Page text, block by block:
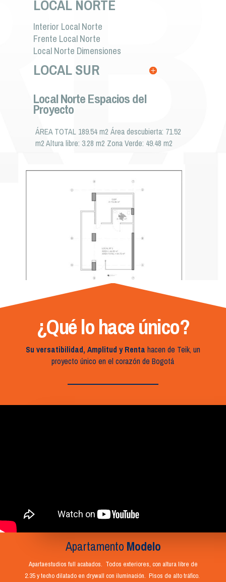
¿Qué lo hace único?
Su versatibilidad, Amplitud y Rentahacen de Teik, un
proyecto único en el corazón de Bogotá
ApartamentoModelo
Apartaestudios full acabados. Todos exteriores, con altura libre de
2.35 y techo dilatado en drywall con iluminación. Pisos de alto tráfico.